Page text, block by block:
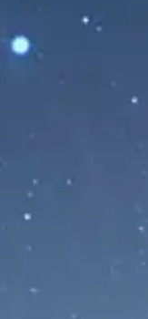
Directo el
Total del
desde